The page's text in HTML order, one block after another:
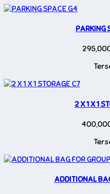
PARKING
2 X 1 X 1
ADDITIONAL